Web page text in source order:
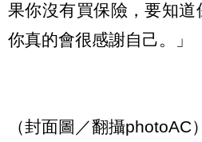
果你沒有買保險，要知道
你真的會很感謝自己。」
（封面圖／翻攝photoAC）